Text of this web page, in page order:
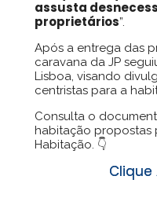
assusta
proprietários”.
Após a entrega das
caravana da JP
Lisboa, visando
centristas para a
Consulta o
habitação propostas
Habitação. 👇